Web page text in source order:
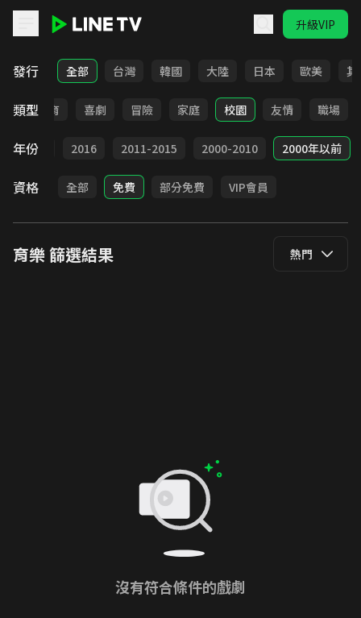
升級VIP
LINE TV - 育樂
發行 全部 台灣 韓國 大陸 日本 歐美 其
類型教育 喜劇 冒險 家庭 校園 友情 職場
年份
2017 2016 2011-2015 2000-2010 2000年以前
資格 全部 免費 部分免費 VIP會員
育樂篩選結果 熱門
沒有符合條件的戲劇